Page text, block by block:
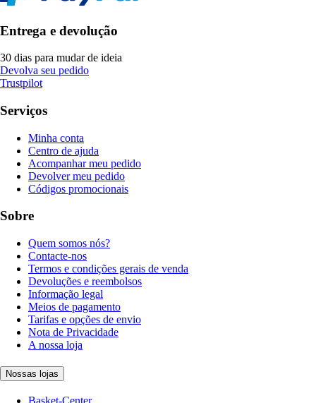
Entrega e devolução
30 dias para mudar de ideia
Devolva seu pedido
Trustpilot
Serviços
Minha conta
Centro de ajuda
Acompanhar meu pedido
Devolver meu pedido
Códigos promocionais
Sobre
Quem somos nós?
Contacte-nos
Termos e condições gerais de venda
Devoluções e reembolsos
Informação legal
Meios de pagamento
Tarifas e opções de envio
Nota de Privacidade
A nossa loja
Nossas lojas
Basket-Center